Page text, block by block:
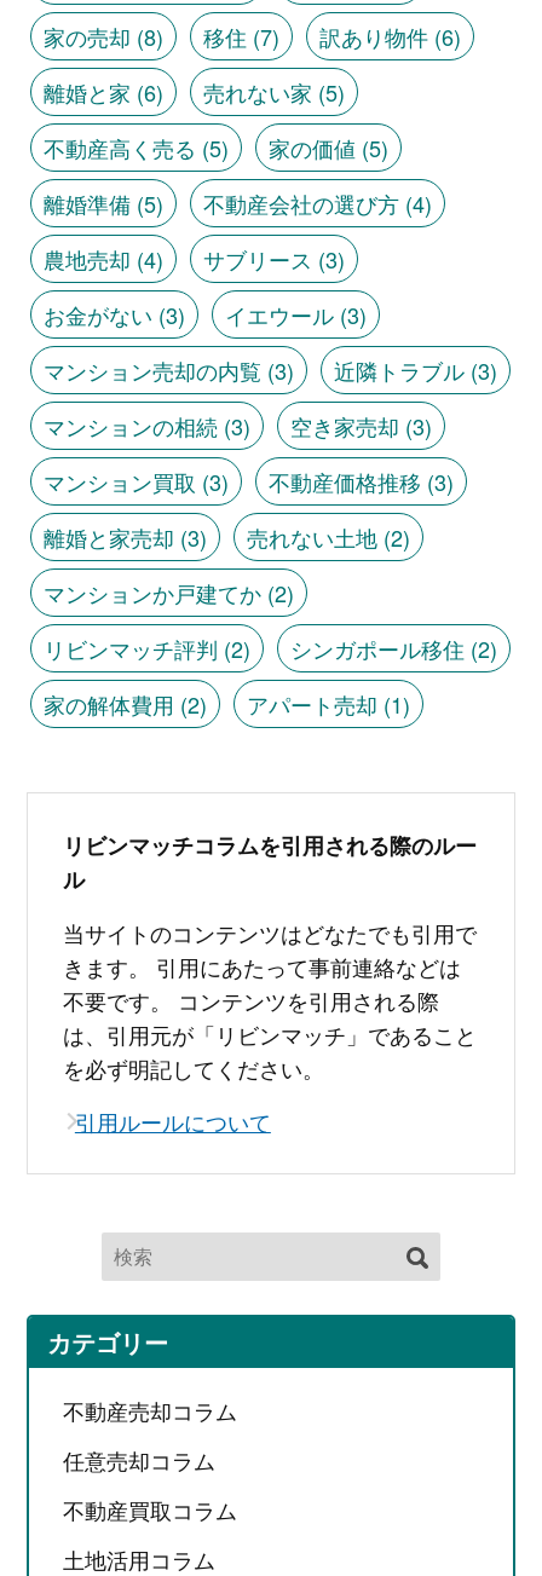
家の売却 (8) 移住 (7) 訳あり物件(6)
離婚と家 (6) 売れない家 (5)
不動産高く売る (5) 家の価値 (5)
離婚準備(5) 不動産会社の選び方(4)
農地売却 (4) サブリース (3)
お金がない (3) イエウール(3)
マンション売却の内覧 (3) 近隣トラブル(3)
マンションの相続(3) 空き家売却 (3)
マンション買取 (3) 不動産価格推移 (3)
離婚と家売却 (3) 売れない土地(2)
マンションか戸建てか(2)
リビンマッチ評判 (2) シンガポール移住 (2)
家の解体費用 (2) アパート売却 (1)
リビンマッチコラムを引用される際のルー
ル
当サイトのコンテンツはどなたでも引用で
きます。 引用にあたって事前連絡などは
不要です。 コンテンツを引用される際
は、引用元が「リビンマッチ」であること
を必ず明記してください。
引用ルールについて
カテゴリー
不動産売却コラム
任意売却コラム
不動産買取コラム
土地活用コラム